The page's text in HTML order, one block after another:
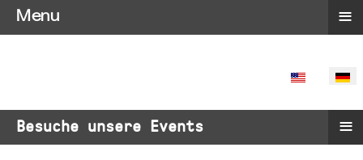
SPRACHE
Besuche unsere Events ≡
Menu ≡